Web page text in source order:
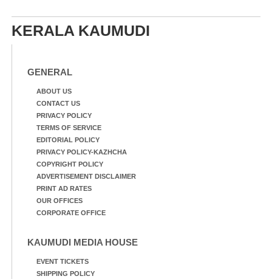
KERALA KAUMUDI
GENERAL
ABOUT US
CONTACT US
PRIVACY POLICY
TERMS OF SERVICE
EDITORIAL POLICY
PRIVACY POLICY-KAZHCHA
COPYRIGHT POLICY
ADVERTISEMENT DISCLAIMER
PRINT AD RATES
OUR OFFICES
CORPORATE OFFICE
KAUMUDI MEDIA HOUSE
EVENT TICKETS
SHIPPING POLICY